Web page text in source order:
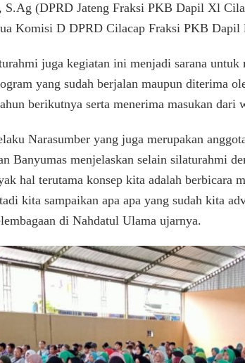
(DPRD Jateng Fraksi PKB Dapil Xl
Komisi D DPRD Cilacap Fraksi PKB
juga kegiatan ini menjadi sarana untuk
yang sudah berjalan maupun diterima
berikutnya serta menerima masukan dari
Narasumber yang juga merupakan
Banyumas menjelaskan selain silaturahmi
hal terutama konsep kita adalah berbicara
kita sampaikan apa apa yang sudah kita
di Nahdatul Ulama ujarnya.